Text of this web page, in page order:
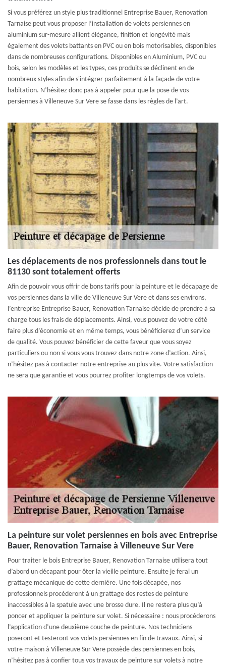
Si vous préférez un style plus traditionnel Entreprise Bauer, Renovation
Tarnaise peut vous proposer l’installation de volets persiennes en
aluminium sur-mesure allient élégance, finition et longévité mais
également des volets battants en PVC ou en bois motorisables, disponibles
dans de nombreuses configurations. Disponibles en Aluminium, PVC ou
bois, selon les modèles et les types, ces produits se déclinent en de
nombreux styles afin de s'intégrer parfaitement à la façade de votre
habitation. N’hésitez donc pas à appeler pour que la pose de vos
persiennes à Villeneuve Sur Vere se fasse dans les règles de l’art.
Les déplacements de nos professionnels dans tout le
81130 sont totalement offerts
Afin de pouvoir vous offrir de bons tarifs pour la peinture et le décapage de
vos persiennes dans la ville de Villeneuve Sur Vere et dans ses environs,
l’entreprise Entreprise Bauer, Renovation Tarnaise décide de prendre à sa
charge tous les frais de déplacements. Ainsi, vous pouvez de votre côté
faire plus d’économie et en même temps, vous bénéficierez d’un service
de qualité. Vous pouvez bénéficier de cette faveur que vous soyez
particuliers ou non si vous vous trouvez dans notre zone d’action. Ainsi,
n’hésitez pas à contacter notre entreprise au plus vite. Votre satisfaction
ne sera que garantie et vous pourrez profiter longtemps de vos volets.
La peinture sur volet persiennes en bois avec Entreprise
Bauer, Renovation Tarnaise à Villeneuve Sur Vere
Pour traiter le bois Entreprise Bauer, Renovation Tarnaise utilisera tout
d’abord un décapant pour ôter la vieille peinture. Ensuite je ferai un
grattage mécanique de cette dernière. Une fois décapée, nos
professionnels procèderont à un grattage des restes de peinture
inaccessibles à la spatule avec une brosse dure. Il ne restera plus qu’à
poncer et appliquer la peinture sur volet. Si nécessaire : nous procéderons
l’application d’une deuxième couche de peinture. Nos techniciens
poseront et testeront vos volets persiennes en fin de travaux. Ainsi, si
votre maison à Villeneuve Sur Vere possède des persiennes en bois,
n’hésitez pas à confier tous vos travaux de peinture sur volets à notre